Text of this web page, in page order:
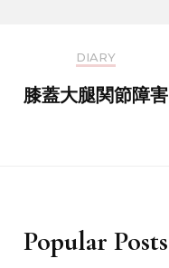
DIARY
膝蓋大腿関節障害
Popular Posts